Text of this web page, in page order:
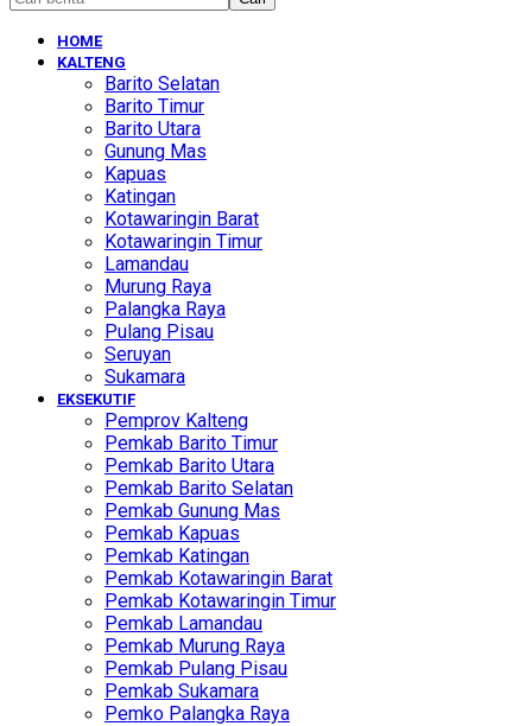
HOME
KALTENG
Barito Selatan
Barito Timur
Barito Utara
Gunung Mas
Kapuas
Katingan
Kotawaringin Barat
Kotawaringin Timur
Lamandau
Murung Raya
Palangka Raya
Pulang Pisau
Seruyan
Sukamara
EKSEKUTIF
Pemprov Kalteng
Pemkab Barito Timur
Pemkab Barito Utara
Pemkab Barito Selatan
Pemkab Gunung Mas
Pemkab Kapuas
Pemkab Katingan
Pemkab Kotawaringin Barat
Pemkab Kotawaringin Timur
Pemkab Lamandau
Pemkab Murung Raya
Pemkab Pulang Pisau
Pemkab Sukamara
Pemko Palangka Raya